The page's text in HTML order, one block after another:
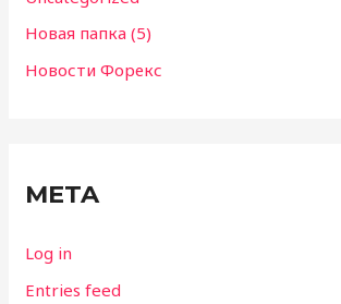
Новая папка (5)
Новости Форекс
META
Log in
Entries feed